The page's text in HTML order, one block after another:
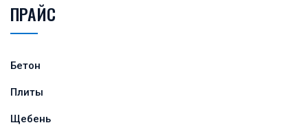
ПРАЙС
Бетон
Плиты
Щебень